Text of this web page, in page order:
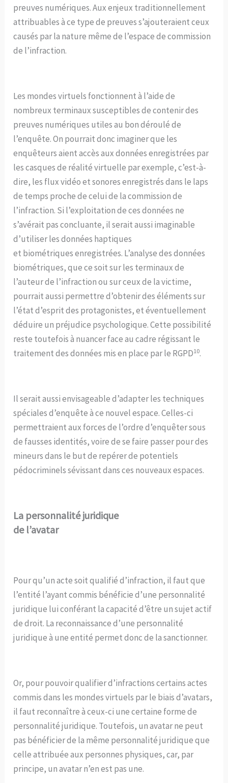
preuves numériques. Aux enjeux traditionnellement
attribuables à ce type de preuves s’ajouteraient ceux
causés par la nature même de l’espace de commission
de l’infraction.
Les mondes virtuels fonctionnent à l’aide de
nombreux terminaux susceptibles de contenir des
preuves numériques utiles au bon déroulé de
l’enquête. On pourrait donc imaginer que les
enquêteurs aient accès aux données enregistrées par
les casques de réalité virtuelle par exemple, c’est-à-
dire, les flux vidéo et sonores enregistrés dans le laps
de temps proche de celui de la commission de
l’infraction. Si l’exploitation de ces données ne
s’avérait pas concluante, il serait aussi imaginable
d’utiliser les données haptiques
et biométriques enregistrées. L’analyse des données
biométriques, que ce soit sur les terminaux de
l’auteur de l’infraction ou sur ceux de la victime,
pourrait aussi permettre d’obtenir des éléments sur
l’état d’esprit des protagonistes, et éventuellement
déduire un préjudice psychologique. Cette possibilité
reste toutefois à nuancer face au cadre régissant le
traitement des données mis en place par le RGPD10.
Il serait aussi envisageable d’adapter les techniques
spéciales d’enquête à ce nouvel espace. Celles-ci
permettraient aux forces de l’ordre d’enquêter sous
de fausses identités, voire de se faire passer pour des
mineurs dans le but de repérer de potentiels
pédocriminels sévissant dans ces nouveaux espaces.
La personnalité juridique
de l’avatar
Pour qu’un acte soit qualifié d’infraction, il faut que
l’entité l’ayant commis bénéficie d’une personnalité
juridique lui conférant la capacité d’être un sujet actif
de droit. La reconnaissance d’une personnalité
juridique à une entité permet donc de la sanctionner.
Or, pour pouvoir qualifier d’infractions certains actes
commis dans les mondes virtuels par le biais d’avatars,
il faut reconnaître à ceux-ci une certaine forme de
personnalité juridique. Toutefois, un avatar ne peut
pas bénéficier de la même personnalité juridique que
celle attribuée aux personnes physiques, car, par
principe, un avatar n’en est pas une.